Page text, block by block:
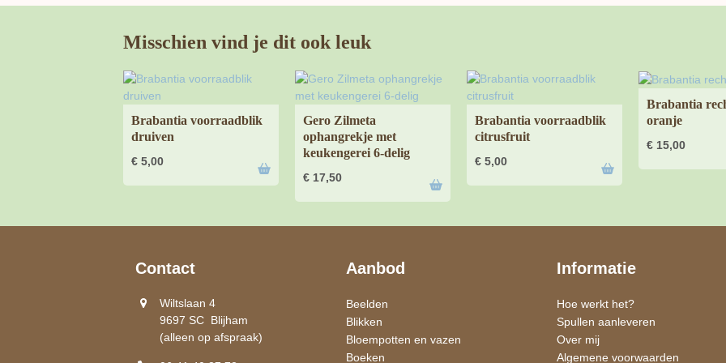
Misschien vind je dit ook leuk
Brabantia voorraadblik
druiven
€ 5,00
Gero Zilmeta
ophangrekje met
keukengerei 6-delig
€ 17,50
Brabantia voorraadblik
citrusfruit
€ 5,00
Brabantia
oranje
€ 15,00
Contact
Wiltslaan 4
9697 SC Blijham
(alleen op afspraak)
Aanbod
Beelden
Blikken
Bloempotten en vazen
Boeken
Informatie
Hoe werkt het?
Spullen aanleveren
Over mij
Algemene voorwaarden